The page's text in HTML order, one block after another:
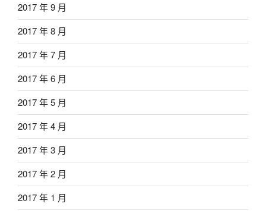
2017 年 9 月
2017 年 8 月
2017 年 7 月
2017 年 6 月
2017 年 5 月
2017 年 4 月
2017 年 3 月
2017 年 2 月
2017 年 1 月